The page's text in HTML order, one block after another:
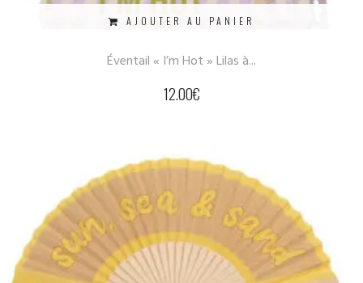
AJOUTER AU PANIER
Éventail « I’m Hot » Lilas à...
12.00€